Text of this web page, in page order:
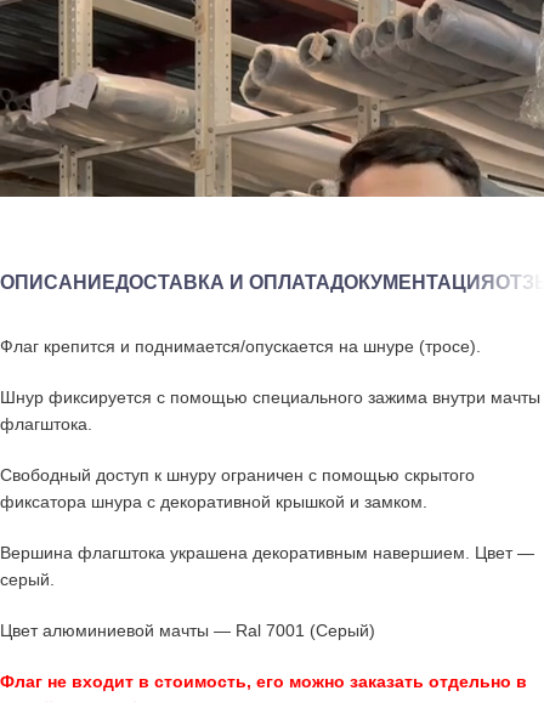
ОПИСАНИЕДОСТАВКА И ОПЛАТАДОКУМЕНТАЦИЯ
Флаг крепится и поднимается/опускается на шнуре (тросе).
Шнур фиксируется с помощью специального зажима внутри мачты
флагштока.
Свободный доступ к шнуру ограничен с помощью скрытого
фиксатора шнура с декоративной крышкой и замком.
Вершина флагштока украшена декоративным навершием. Цвет —
серый.
Цвет алюминиевой мачты — Ral 7001 (Серый)
Флаг не входит в стоимость, его можно заказать отдельно в